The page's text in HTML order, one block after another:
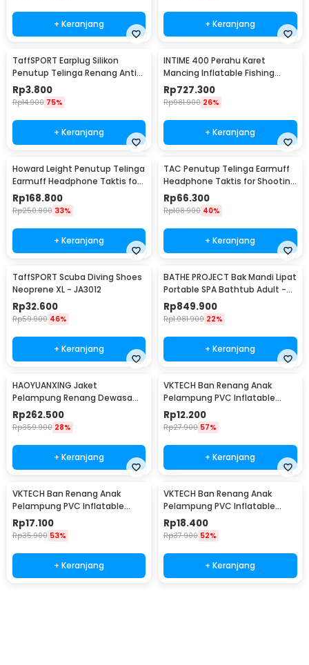
+ Keranjang + Keranjang
TaffSPORT Earplug Silikon
Penutup Telinga Renang Anti
Air - TN01
Rp3.800
Rp14.900 75%
+ Keranjang
INTIME 400 Perahu Karet
Mancing Inflatable Fishing
Boat 4 Person - YT-099
Rp727.300
Rp981.900 26%
+ Keranjang
Howard Leight Penutup Telinga
Earmuff Headphone Taktis for
Shooting - R-01526
Rp168.800
Rp250.900 33%
+ Keranjang
TAC Penutup Telinga Earmuff
Headphone Taktis for Shooting
- TAC36
Rp66.300
Rp108.900 40%
+ Keranjang
TaffSPORT Scuba Diving Shoes
Neoprene XL - JA3012
Rp32.600
Rp59.900 46%
+ Keranjang
BATHE PROJECT Bak Mandi Lipat
Portable SPA Bathtub Adult -
KY-18
Rp849.900
Rp1.081.900 22%
+ Keranjang
HAOYUANXING Jaket
Pelampung Renang Dewasa
Life Jacket Water Sport Vest M
- JR-38
Rp262.500
Rp359.900 28%
+ Keranjang
VKTECH Ban Renang Anak
Pelampung PVC Inflatable
Swimming Ring 60cm - V03
Rp12.200
Rp27.900 57%
+ Keranjang
VKTECH Ban Renang Anak
Pelampung PVC Inflatable
Swimming Ring 80cm - V03
Rp17.100
Rp35.900 53%
+ Keranjang
VKTECH Ban Renang Anak
Pelampung PVC Inflatable
Swimming Ring 70cm - V03
Rp18.400
Rp37.900 52%
+ Keranjang